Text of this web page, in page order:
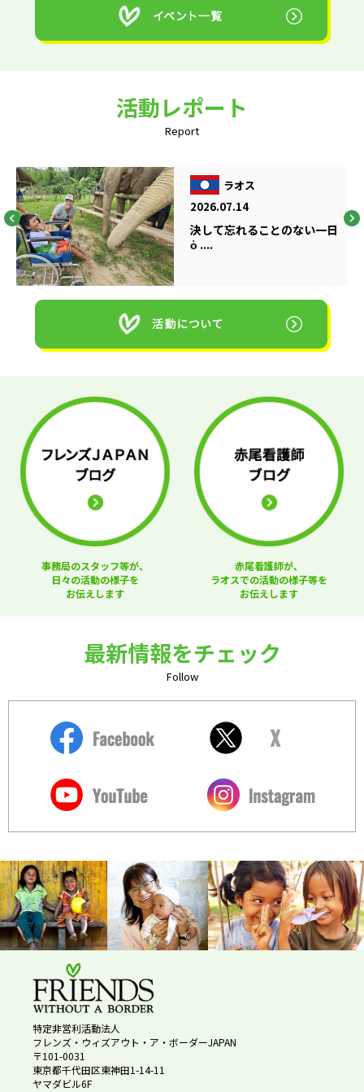
活動レポート
Report
ラオス
2026.07.14
決して忘れることのない一日
ὁ ....
事務局のスタッフ等が、
日々の活動の様子を
お伝えします
赤尾看護師が、
ラオスでの活動の様子等を
お伝えします
最新情報をチェック
Follow
特定非営利活動法人
フレンズ・ウィズアウト・ア・ボーダーJAPAN
〒101-0031
東京都千代田区東神田1-14-11
ヤマダビル6F